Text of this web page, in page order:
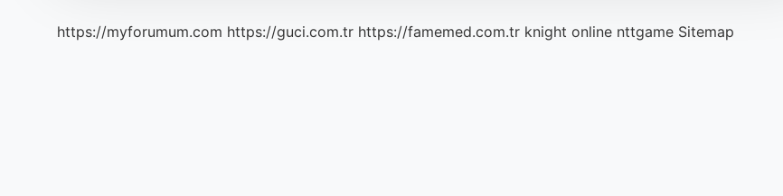
https://myforumum.com https://guci.com.tr https://famemed.com.tr knight online nttgame Sitemap